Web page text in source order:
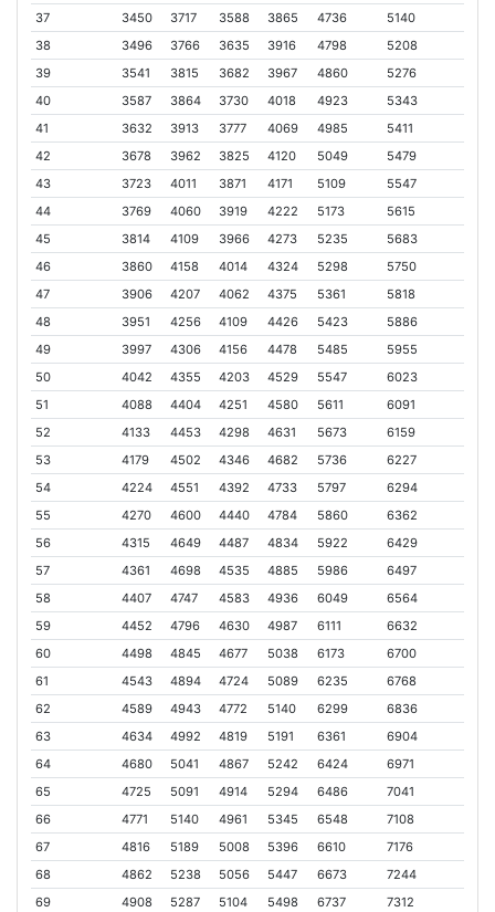
37
3450 3717 3588 3865 4736
5140
38
3496 3766 3635 3916 4798
5208
39
3541 3815 3682 3967 4860
5276
40
3587 3864 3730 4018 4923
5343
41
3632 3913 3777 4069 4985
5411
42
3678 3962 3825 4120 5049
5479
43
3723 4011 3871 4171 5109
5547
44
3769 4060 3919 4222 5173
5615
45
3814 4109 3966 4273 5235
5683
46
3860 4158 4014 4324 5298
5750
47
3906 4207 4062 4375 5361
5818
48
3951 4256 4109 4426 5423
5886
49
3997 4306 4156 4478 5485
5955
50
4042 4355 4203 4529 5547
6023
51
4088 4404 4251 4580 5611
6091
52
4133 4453 4298 4631 5673
6159
53
4179 4502 4346 4682 5736
6227
54
4224 4551 4392 4733 5797
6294
55
4270 4600 4440 4784 5860
6362
56
4315 4649 4487 4834 5922
6429
57
4361 4698 4535 4885 5986
6497
58
4407 4747 4583 4936 6049
6564
59
4452 4796 4630 4987 6111
6632
60
4498 4845 4677 5038 6173
6700
61
4543 4894 4724 5089 6235
6768
62
4589 4943 4772 5140 6299
6836
63
4634 4992 4819 5191 6361
6904
64
4680 5041 4867 5242 6424
6971
65
4725 5091 4914 5294 6486
7041
66
4771 5140 4961 5345 6548
7108
67
4816 5189 5008 5396 6610
7176
68
4862 5238 5056 5447 6673
7244
69
4908 5287 5104 5498 6737
7312